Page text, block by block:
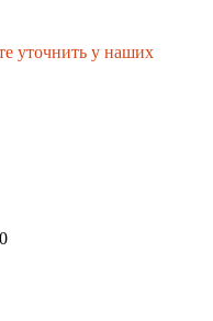
уточнить у наших